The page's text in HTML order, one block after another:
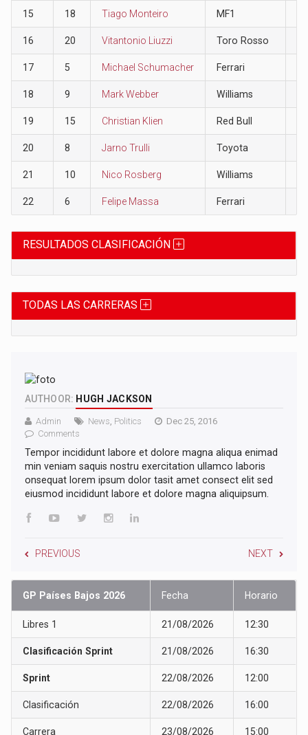
15 18 Tiago Monteiro MF1
16 20 Vitantonio Liuzzi Toro Rosso
17 5 Michael Schumacher Ferrari
18 9 Mark Webber Williams
19 15 Christian Klien Red Bull
20 8 Jarno Trulli Toyota
21 10 Nico Rosberg Williams
22 6 Felipe Massa Ferrari
RESULTADOS CLASIFICACIÓN
TODAS LAS CARRERAS
AUTHOOR: HUGH JACKSON
Admin News Politics
Dec 25, 2016
Comments
Tempor incididunt labore et dolore magna aliqua enimad
min veniam saquis nostru exercitation ullamco laboris
onsequat lorem ipsum dolor tasit amet consect elit sed
eiusmod incididunt labore et dolore magna aliquipsum.
PREVIOUS NEXT
GP Países Bajos 2026 Fecha Horario
Libres 1 21/08/2026 12:30
Clasificación Sprint 21/08/2026 16:30
Sprint 22/08/2026 12:00
Clasificación 22/08/2026 16:00
Carrera 23/08/2026 15:00